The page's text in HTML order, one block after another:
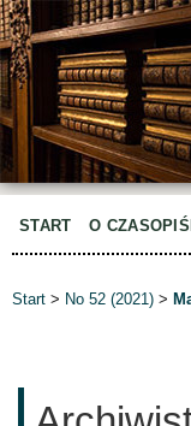
START O
Start > No 52 (2021) >